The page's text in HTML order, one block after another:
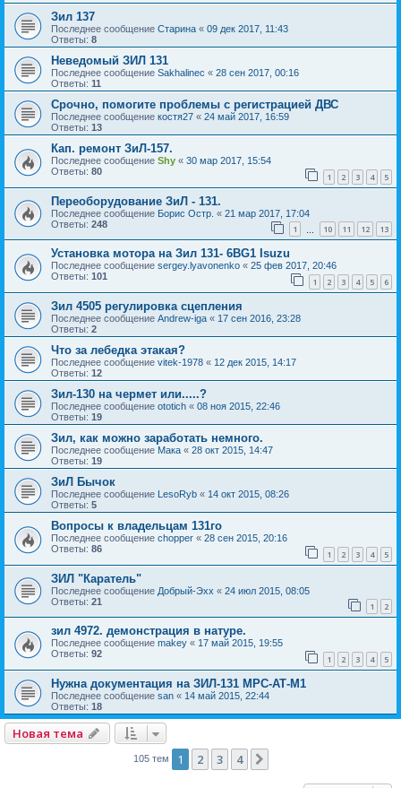
Зил 137
Последнее сообщение Старина « 09 дек 2017, 11:43
Ответы: 8
Неведомый ЗИЛ 131
Последнее сообщение Sakhalinec « 28 сен 2017, 00:16
Ответы: 11
Срочно, помогите проблемы с регистрацией ДВС
Последнее сообщение костя27 « 24 май 2017, 16:59
Ответы: 13
Кап. ремонт ЗиЛ-157.
Последнее сообщение Shy « 30 мар 2017, 15:54
Ответы: 80 1 2 3 4 5
Переоборудование ЗиЛ - 131.
Последнее сообщение Борис Остр. « 21 мар 2017, 17:04
Ответы: 248 1 10 11 12 13
Установка мотора на Зил 131- 6BG1 Isuzu
Последнее сообщение sergey.lyavonenko « 25 фев 2017, 20:46
Ответы: 101 1 2 3 4 5 6
Зил 4505 регулировка сцепления
Последнее сообщение Andrew-iga « 17 сен 2016, 23:28
Ответы: 2
Что за лебедка этакая?
Последнее сообщение vitek-1978 « 12 дек 2015, 14:17
Ответы: 12
Зил-130 на чермет или.....?
Последнее сообщение ototich « 08 ноя 2015, 22:46
Ответы: 19
Зил, как можно заработать немного.
Последнее сообщение Мака « 28 окт 2015, 14:47
Ответы: 19
ЗиЛ Бычок
Последнее сообщение LesoRyb « 14 окт 2015, 08:26
Ответы: 5
Вопросы к владельцам 131го
Последнее сообщение chopper « 28 сен 2015, 20:16
Ответы: 86 1 2 3 4 5
ЗИЛ "Каратель"
Последнее сообщение Добрый-Эхх « 24 июл 2015, 08:05
Ответы: 21 1 2
зил 4972. демонстрация в натуре.
Последнее сообщение makey « 17 май 2015, 19:55
Ответы: 92 1 2 3 4 5
Нужна документация на ЗИЛ-131 МРС-АТ-М1
Последнее сообщение san « 14 май 2015, 22:44
Ответы: 18
Новая тема
105 тем 1 2 3 4